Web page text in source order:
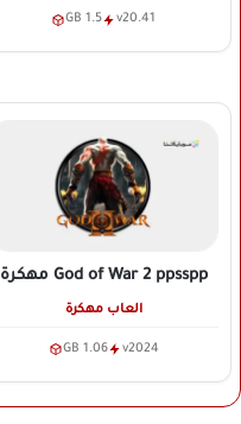
v20.41
1.5 GB
God of War 2 ppsspp مهكرة
العاب مهكرة
v2024
1.06 GB